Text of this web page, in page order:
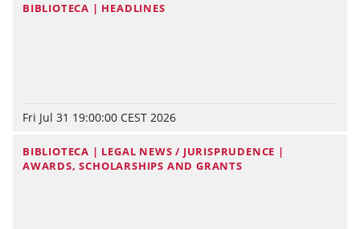
BIBLIOTECA | HEADLINES
Fri Jul 31 19:00:00 CEST 2026
BIBLIOTECA | LEGAL NEWS / JURISPRUDENCE |
AWARDS, SCHOLARSHIPS AND GRANTS